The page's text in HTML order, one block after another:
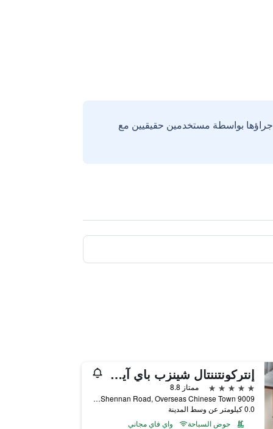
بواسطة مستخدمين حقيقيين مع
إنتركونتننتال شينزب باي آيتش جي
5 نجوم
ممتاز 8.8
9009 Shennan Road, Overseas Chinese Town, شينزهين, الصين
0.0 كيلومتر عن وسط المدينة
حوض السباحة
واي فاي مجاني